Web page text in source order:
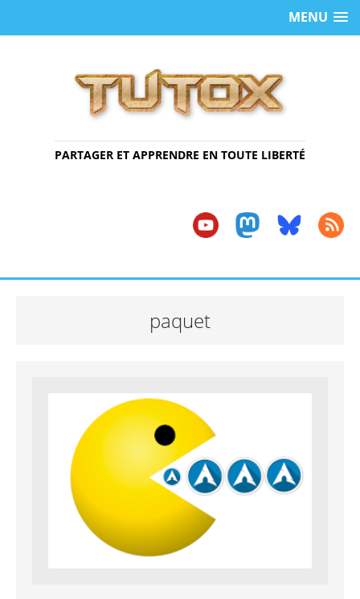
MENU
PARTAGER ET APPRENDRE EN TOUTE LIBERTÉ
paquet